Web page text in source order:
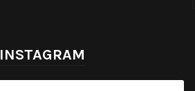
INSTAGRAM